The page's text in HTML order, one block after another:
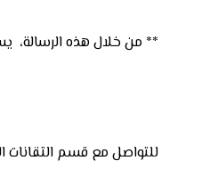
** من خلال هذه الرسالة،
للتواصل مع قسم التقانات